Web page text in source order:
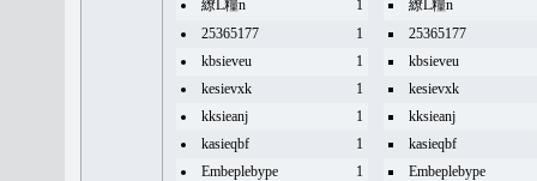
繚L糧n
1
繚L糧n
25365177
1
25365177
kbsieveu
1
kbsieveu
kesievxk
1
kesievxk
kksieanj
1
kksieanj
kasieqbf
1
kasieqbf
Embeplebype
1
Embeplebype